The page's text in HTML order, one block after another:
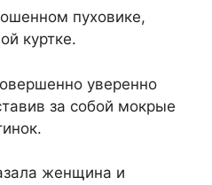
пуховике,
куртке.
уверенно
за собой мокрые
женщина и